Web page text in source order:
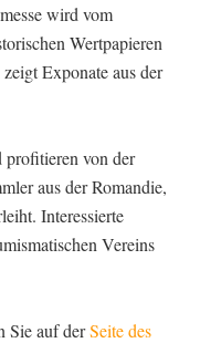
wird vom
Wertpapieren
Exponate aus der
profitieren von der
aus der Romandie,
Interessierte
Vereins
Sie auf derSeite des